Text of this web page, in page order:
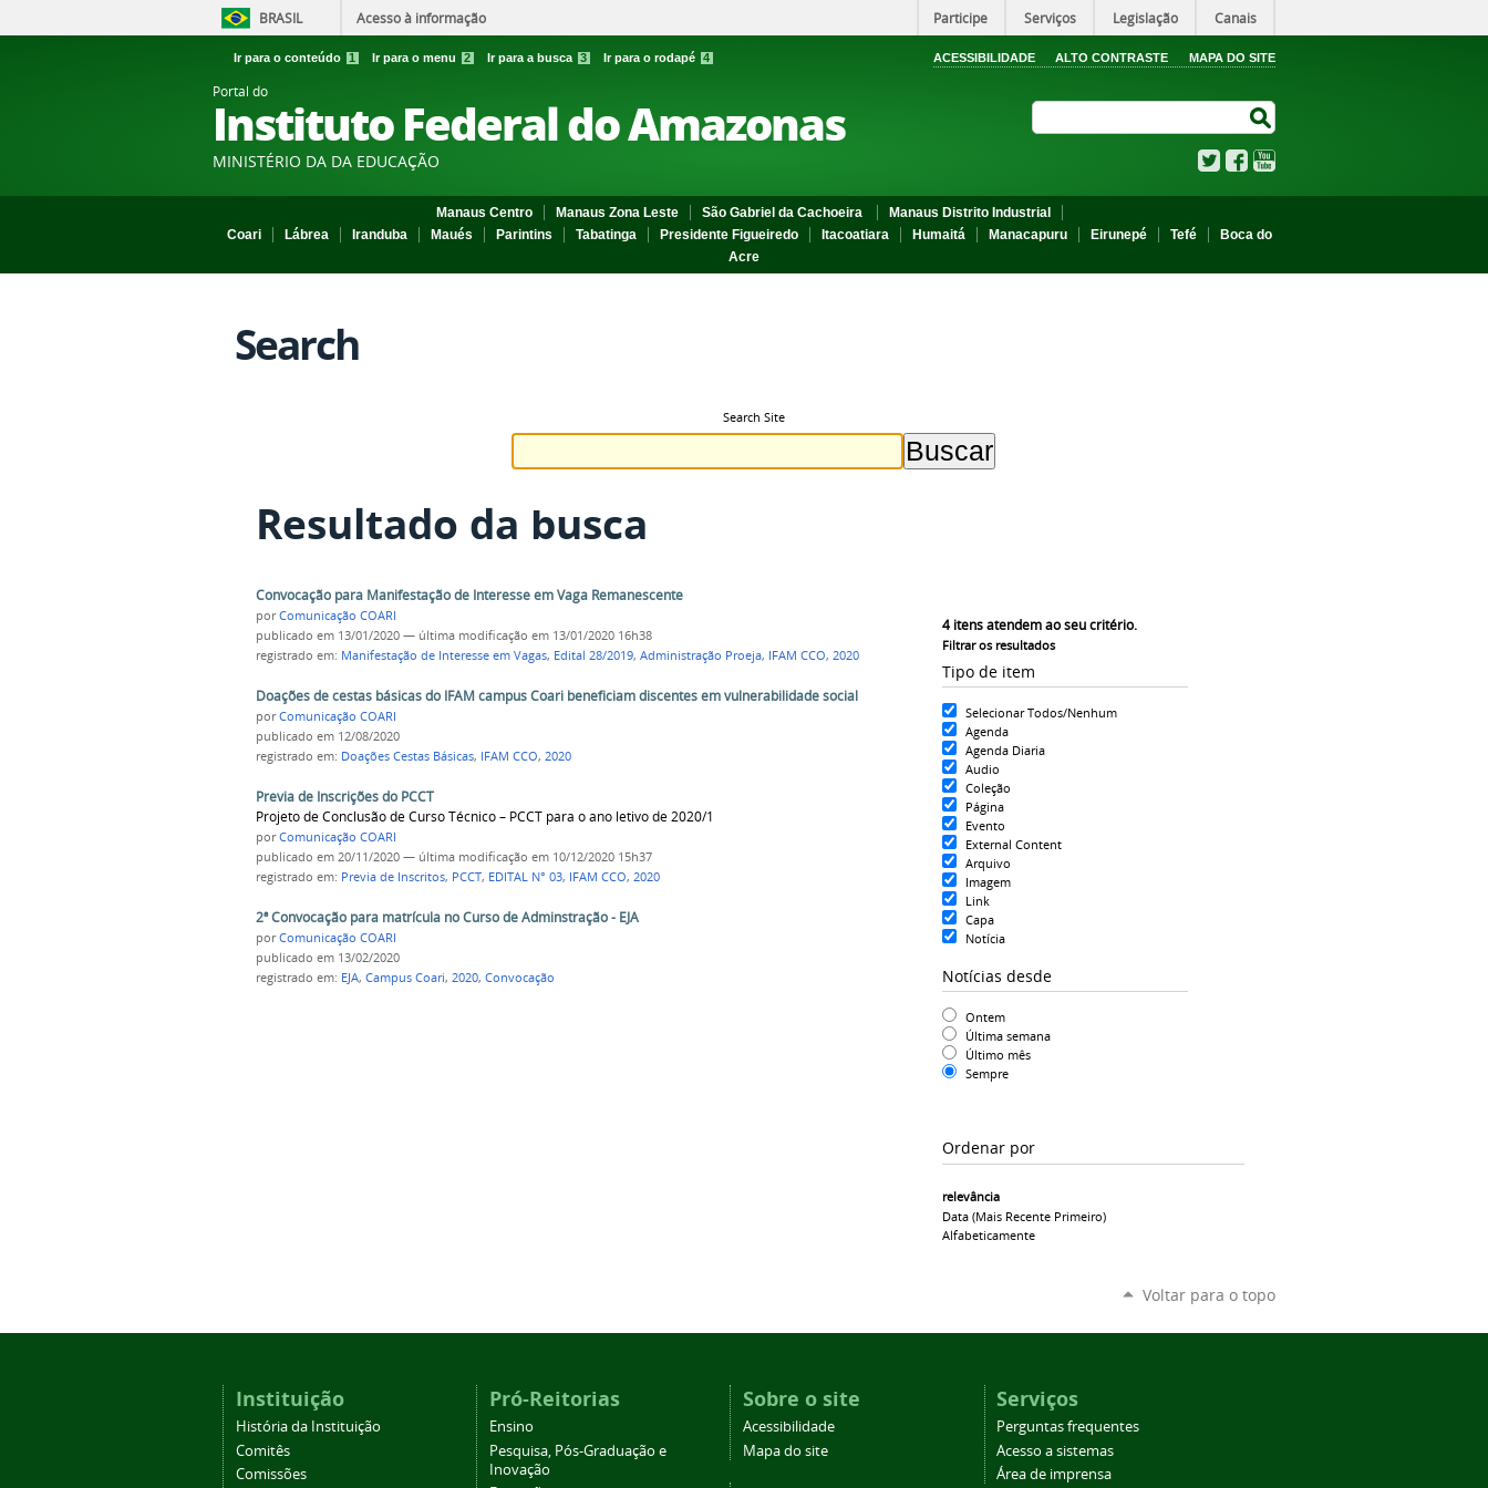
BRASIL Acesso à informação Participe Serviços Legislação Canais
Ir para o conteúdo 1 Ir para o menu 2 Ir para a busca 3 Ir para o rodapé 4 ACESSIBILIDADE ALTO CONTRASTE MAPA DO SITE
Portal do
Instituto Federal do Amazonas
MINISTÉRIO DA DA EDUCAÇÃO TwitterFacebook
Manaus Centro Manaus Zona Leste São Gabriel da Cachoeira
Manaus Distrito Industrial
Coari
Lábrea Iranduba Maués Parintins Tabatinga Presidente Figueiredo Itacoatiara Humaitá Manacapuru Eirunepé Tefé
Boca do
Acre
Search
Search Site
Resultado da busca
4itens atendem ao seu critério.
Filtrar os resultados
Tipo de item
Selecionar Todos/Nenhum
Agenda
Agenda Diaria
Audio
Coleção
Página
Evento
External Content
Arquivo
Imagem
Link
Capa
Notícia
Notícias desde
Ontem
Última semana
Último mês
Sempre
Ordenar por
relevância
Data (mais Recente Primeiro)
Alfabeticamente
Convocação para Manifestação de Interesse em Vaga Remanescente
porComunicação COARI
publicado em 13/01/2020 — última modificação em 13/01/2020 16h38
registrado em: Manifestação de Interesse em Vagas, Edital 28/2019, Administração Proeja, IFAM CCO, 2020
Doações de cestas básicas do IFAM campus Coari beneficiam discentes em vulnerabilidade social
porComunicação COARI
publicado em 12/08/2020
registrado em: Doações Cestas Básicas, IFAM CCO, 2020
Previa de Inscrições do PCCT
Projeto de Conclusão de Curso Técnico – PCCT para o ano letivo de 2020/1
porComunicação COARI
publicado em 20/11/2020 — última modificação em 10/12/2020 15h37
registrado em: Previa de Inscritos, PCCT, EDITAL N° 03, IFAM CCO, 2020
2ª Convocação para matrícula no Curso de Adminstração - EJA
porComunicação COARI
publicado em 13/02/2020
registrado em: EJA, Campus Coari, 2020, Convocação
Voltar para o topo
Instituição
História da Instituição
Comitês
Comissões
Pró-Reitorias
Ensino
Pesquisa, Pós-Graduação e
Inovação
Sobre o site
Acessibilidade
Mapa do site
Serviços
Perguntas frequentes
Acesso a sistemas
Área de imprensa